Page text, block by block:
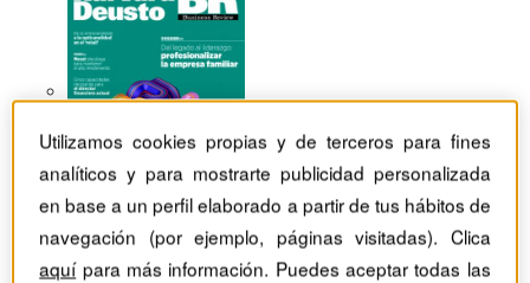
Utilizamos cookies propias y de terceros para fines
analíticos y para mostrarte publicidad personalizada
en base a un perfil elaborado a partir de tus hábitos de
navegación (por ejemplo, páginas visitadas). Clica
aquípara más información. Puedes aceptar todas las